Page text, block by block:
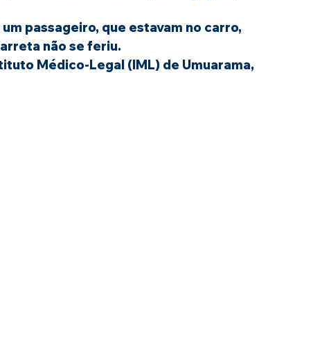
passageiro, que estavam no carro,
não se feriu.
Médico-Legal (IML) de Umuarama,